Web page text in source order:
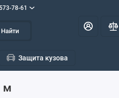
78-61
Найти
Защита кузова
м